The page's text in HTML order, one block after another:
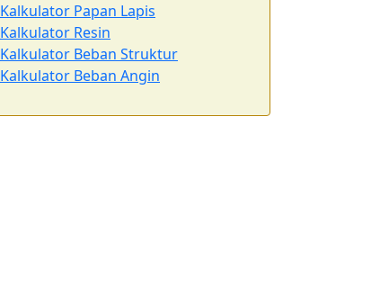
Kalkulator Papan Lapis
Kalkulator Resin
Kalkulator Beban Struktur
Kalkulator Beban Angin